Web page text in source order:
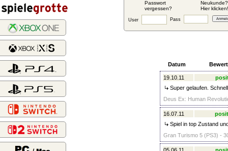
Passwort
vergessen?
Neukunde?
Hier klicken!
User Pass
Datum
19.10.11
Super gelaufen.
Deus Ex: Human
16.07.11
Spiel in top Zustand
Gran Turismo 5 (PS3) -